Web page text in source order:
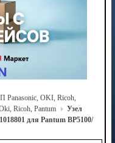
Panasonic, OKI, Ricoh,
Ricoh, Pantum
Узел
для Pantum BP5100/